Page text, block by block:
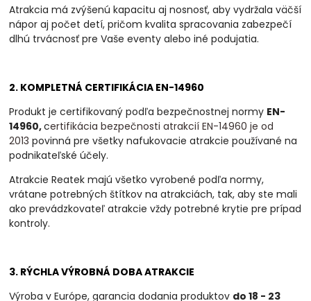
Atrakcia má zvýšenú kapacitu aj nosnosť, aby vydržala väčší
nápor aj počet detí, pričom kvalita spracovania zabezpečí
dlhú trvácnosť pre Vaše eventy alebo iné podujatia.
2. KOMPLETNÁ CERTIFIKÁCIA EN-14960
Produkt je certifikovaný podľa bezpečnostnej normy EN-
14960,certifikácia bezpečnosti atrakcií EN-14960 je od
2013povinnápre všetky nafukovacie atrakcie používané na
podnikateľské účely.
Atrakcie Reatek majú všetko vyrobené podľa normy,
vrátane potrebných štítkov na atrakciách, tak, aby ste mali
ako prevádzkovateľ atrakcie vždy potrebné krytie pre prípad
kontroly.
3. RÝCHLA VÝROBNÁ DOBA ATRAKCIE
Výroba v Európe, garancia dodania produktov do 18 - 23